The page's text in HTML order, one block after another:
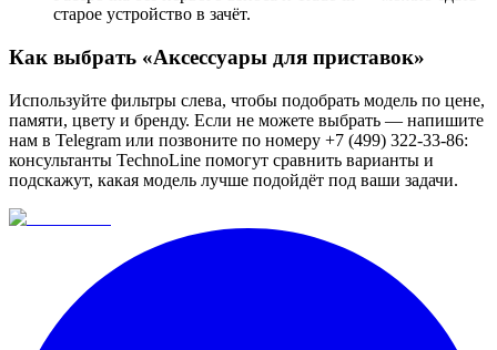
старое устройство в зачёт.
Как выбрать «Аксессуары для приставок»
Используйте фильтры слева, чтобы подобрать модель по цене,
памяти, цвету и бренду. Если не можете выбрать — напишите
нам в Telegram или позвоните по номеру +7 (499) 322-33-86:
консультанты TechnoLine помогут сравнить варианты и
подскажут, какая модель лучше подойдёт под ваши задачи.